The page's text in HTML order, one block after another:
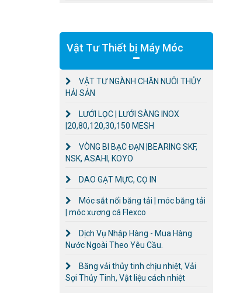
Vật Tư Thiết bị Máy Móc
VẬT TƯ NGÀNH CHĂN NUÔI THỦY
HẢI SẢN
LƯỚI LỌC | LƯỚI SÀNG INOX
|20,80,120,30,150 MESH
VÒNG BI BẠC ĐẠN |BEARING SKF,
NSK, ASAHI, KOYO
DAO GẠT MỰC, CỌ IN
Móc sắt nối băng tải | móc băng tải
| móc xương cá Flexco
Dịch Vụ Nhập Hàng - Mua Hàng
Nước Ngoài Theo Yêu Cầu.
Băng vải thủy tinh chịu nhiệt, Vải
Sợi Thủy Tinh, Vật liệu cách nhiệt